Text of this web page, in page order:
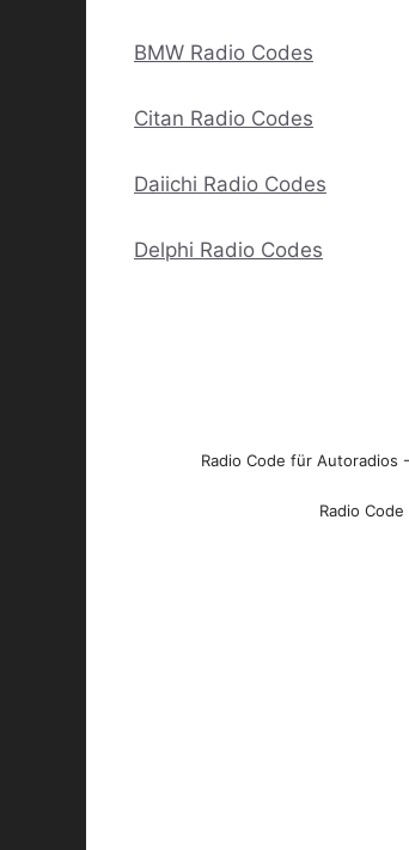
BMW Radio Codes
Citan Radio Codes
Daiichi Radio Codes
Delphi Radio Codes
Radio Code für
Radio